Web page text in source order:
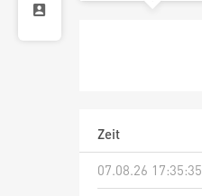
Zeit
07.08.26 17:35:35